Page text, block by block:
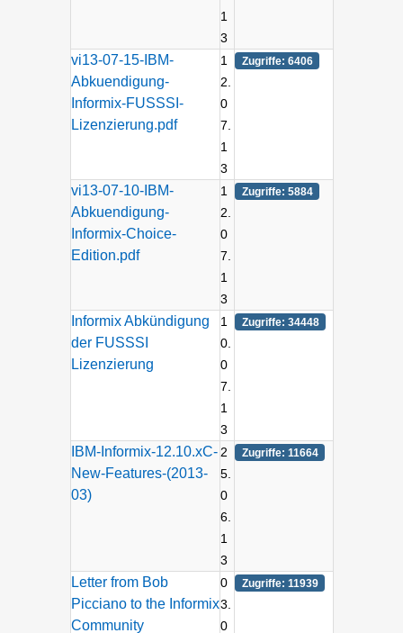
1
3
vi13-07-15-IBM-
Abkuendigung-
Informix-FUSSSI-
Lizenzierung.pdf
1
2.
0
7.
1
3
Zugriffe: 6406
vi13-07-10-IBM-
Abkuendigung-
Informix-Choice-
Edition.pdf
1
2.
0
7.
1
3
Zugriffe: 5884
Informix Abkündigung
der FUSSSI
Lizenzierung
1
0.
0
7.
1
3
Zugriffe: 34448
IBM-Informix-12.10.xC-
New-Features-(2013-
03)
2
5.
0
6.
1
3
Zugriffe: 11664
Letter from Bob
Picciano to the Informix
Community
0
3.
0
Zugriffe: 11939